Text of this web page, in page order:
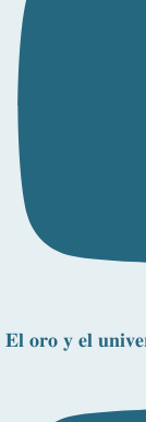
𝐄𝐥 𝐨𝐫𝐨 𝐲 𝐞𝐥